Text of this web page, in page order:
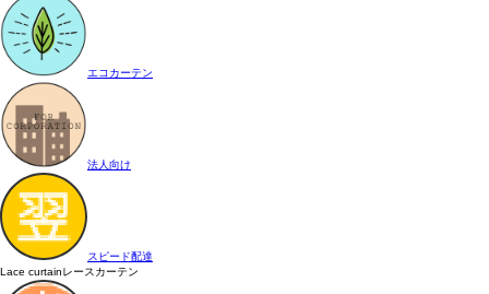
エコカーテン
法人向け
スピード配達
Lace curtainレースカーテン